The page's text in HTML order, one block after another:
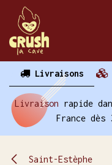
Se rendre au contenu
Livraisons
Livraison rapide
France
Saint-Estèphe